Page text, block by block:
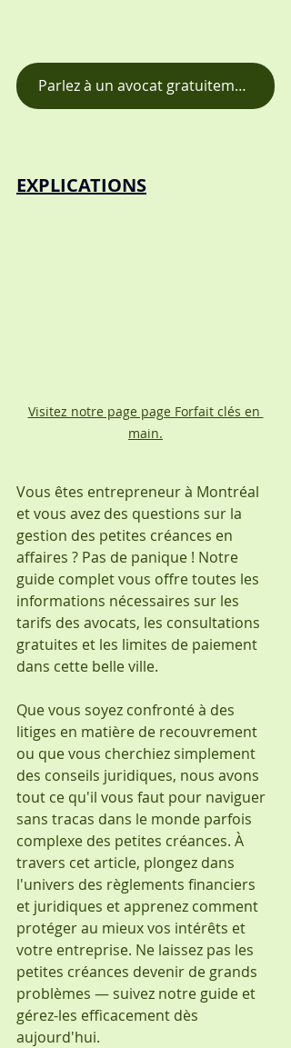
Parlez à un avocat gratuitement – cliquez ici ☎
EXPLICATIONS
Visitez notre page page Forfait clés en
main.
Vous êtes entrepreneur à Montréal
et vous avez des questions sur la
gestion des petites créances en
affaires ? Pas de panique ! Notre
guide complet vous offre toutes les
informations nécessaires sur les
tarifs des avocats, les consultations
gratuites et les limites de paiement
dans cette belle ville.
Que vous soyez confronté à des
litiges en matière de recouvrement
ou que vous cherchiez simplement
des conseils juridiques, nous avons
tout ce qu'il vous faut pour naviguer
sans tracas dans le monde parfois
complexe des petites créances. À
travers cet article, plongez dans
l'univers des règlements financiers
et juridiques et apprenez comment
protéger au mieux vos intérêts et
votre entreprise. Ne laissez pas les
petites créances devenir de grands
problèmes — suivez notre guide et
gérez-les efficacement dès
aujourd'hui.